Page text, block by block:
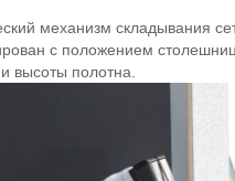
механизм складывания
с положением
высоты полотна.